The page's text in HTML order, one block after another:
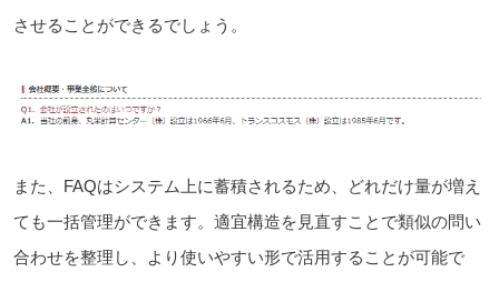
させることができるでしょう。
また、FAQはシステム上に蓄積されるため、どれだけ量が増え
ても一括管理ができます。適宜構造を見直すことで類似の問い
合わせを整理し、より使いやすい形で活用することが可能で